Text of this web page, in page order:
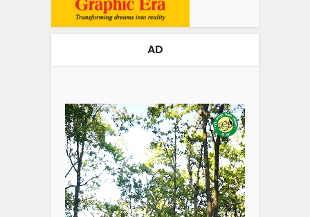
AD
Player